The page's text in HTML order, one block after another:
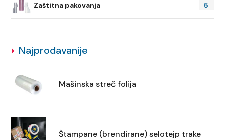
Zaštitna pakovanja 5
Najprodavanije
Mašinska streč folija
Štampane (brendirane) selotejp trake